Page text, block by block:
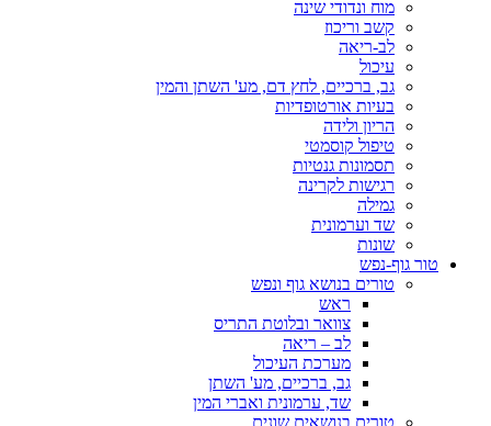
מוח ונדודי שינה
קשב וריכוז
לב-ריאה
עיכול
גב, ברכיים, לחץ דם, מע' השתן והמין
בעיות אורטופדיות
הריון ולידה
טיפול קוסמטי
תסמונות גנטיות
רגישות לקרינה
גמילה
שד וערמונית
שונות
טור גוף-נפש
טורים בנושא גוף ונפש
ראש
צוואר ובלוטת התריס
לב – ריאה
מערכת העיכול
גב, ברכיים, מע' השתן
שד, ערמונית ואברי המין
טורים בנושאים שונים